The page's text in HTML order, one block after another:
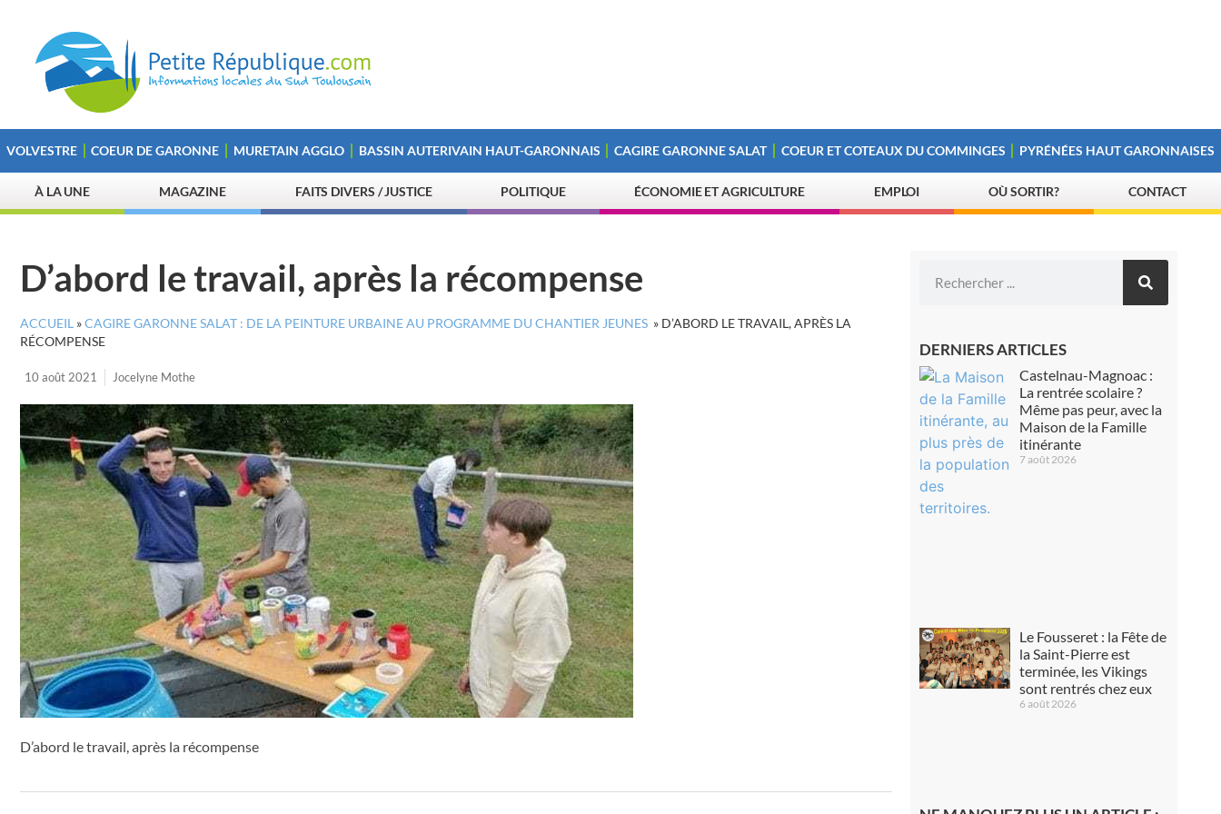
VOLVESTRE COEUR DE GARONNE MURETAIN AGGLO BASSIN AUTERIVAIN HAUT-GARONNAIS CAGIRE GARONNE SALAT COEUR ET COTEAUX DU COMMINGES PYRÉNÉES HAUT GARONNAISES
À LA UNE MAGAZINE FAITS DIVERS / JUSTICE POLITIQUE ÉCONOMIE ET AGRICULTURE EMPLOI OÙ SORTIR? CONTACT
D’abord le travail, après la récompense
ACCUEIL »CAGIRE GARONNE SALAT : DE LA PEINTURE URBAINE AU PROGRAMME DU CHANTIER JEUNES » D’ABORD LE TRAVAIL, APRÈS LA
RÉCOMPENSE
10 août 2021 Jocelyne Mothe
D’abord le travail, après la récompense
DERNIERS ARTICLES
Castelnau-Magnoac :
La rentrée scolaire ?
Même pas peur, avec la
Maison de la Famille
itinérante
7 août 2026
Le Fousseret : la Fête de
la Saint-Pierre est
terminée, les Vikings
sont rentrés chez eux
6 août 2026